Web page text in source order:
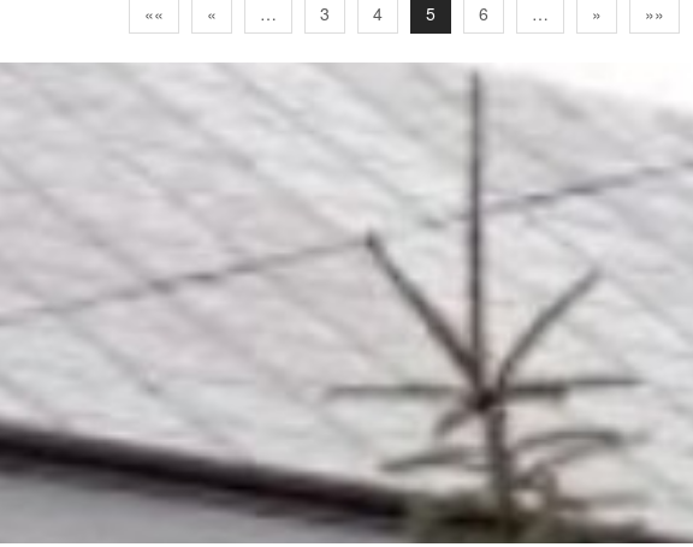
««
« … 3 4 5 6 … » »»